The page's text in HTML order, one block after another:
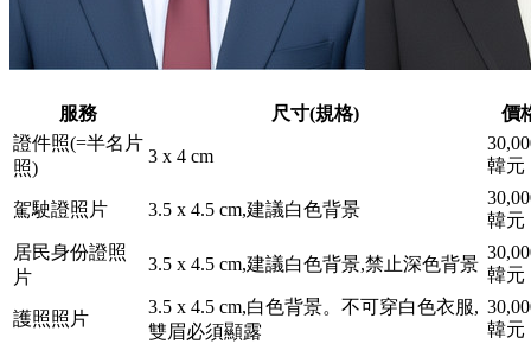
服務 尺寸(規格)
價
證件照(=半名片
照)
3 x 4 cm
韓元
駕駛證照片 3.5 x 4.5 cm,建議白色背景
韓元
居民身份證照
片
3.5 x 4.5 cm,建議白色背景,禁止深色背景
韓元
護照照片
3.5 x 4.5 cm,白色背景。不可穿白色衣服,
雙眉必須顯露
韓元